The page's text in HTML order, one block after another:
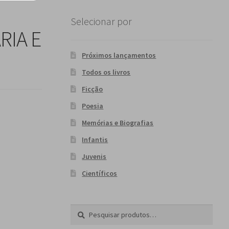
E
Selecionar por
Próximos lançamentos
Todos os livros
Ficção
Poesia
Memórias e Biografias
Infantis
Juvenis
Científicos
Pesquisar